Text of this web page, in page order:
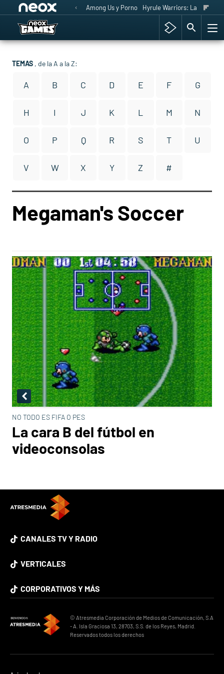
Among Us y Porno Hyrule Warriors: La Era del
TEMAS , de la A a la Z:
A B C D E F G
H I J K L M N
O P Q R S T U
V W X Y Z #
Megaman's Soccer
NO TODO ES FIFA O PES
La cara B del fútbol en
videoconsolas
CANALES TV Y RADIO
VERTICALES
CORPORATIVOS Y MÁS
© Atresmedia Corporación de Medios de Comunicación, S.A
- A. Isla Graciosa 13, 28703, S.S. de los Reyes, Madrid.
Reservados todos los derechos